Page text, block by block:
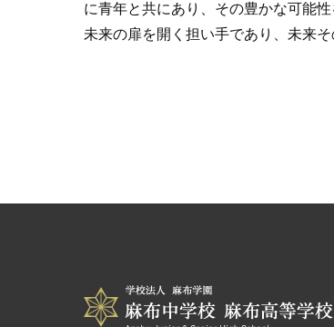
に青年と共にあり、その豊かな可能
未来の扉を開く担い手であり、未来